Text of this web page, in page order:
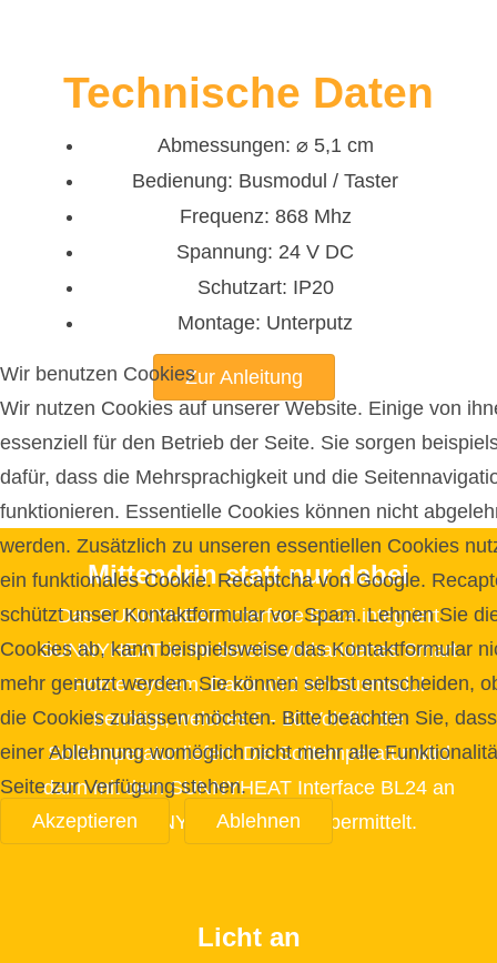
Technische Daten
Abmessungen: ⌀ 5,1 cm
Bedienung: Busmodul / Taster
Frequenz: 868 Mhz
Spannung: 24 V DC
Schutzart: IP20
Montage: Unterputz
Zur Anleitung
Mittendrin statt nur dabei
Das SUNNYHEAT Interface BL24 integriert
SUNNYHEAT in Ihr bereits vorhandenes Smart
Home System. Dazu wird ein Busmodul
benötigt, welches 0 - 10 Volt für die
Solltemperatur liefert. Die Solltemperatur wird
dann mit dem SUNNYHEAT Interface BL24 an
das SUNNYHEAT System übermittelt.
Licht an
Wir benutzen Cookies
Wir nutzen Cookies auf unserer Website. Einige von
essenziell für den Betrieb der Seite. Sie sorgen
dafür, dass die Mehrsprachigkeit und die
funktionieren. Essentielle Cookies können nicht
werden. Zusätzlich zu unseren essentiellen Cookies
ein funktionales Cookie. Recaptcha von Google.
schützt unser Kontaktformular vor Spam. Lehnen Sie
Cookies ab, kann beispielsweise das Kontaktformular
mehr genutzt werden. Sie können selbst entscheiden,
die Cookies zulassen möchten. Bitte beachten Sie,
einer Ablehnung womöglich nicht mehr alle
Seite zur Verfügung stehen.
Akzeptieren
Ablehnen